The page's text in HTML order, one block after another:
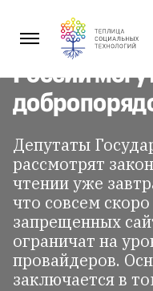
содержаниюВ черный
России
Депутаты
рассмотрят
чтении уже
что совсем
запрещенных
ограничат на
провайдеров.
заключается в